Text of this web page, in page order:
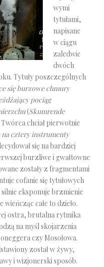
wymi
tytułami,
napisane
w ciągu
zaledwie
dwóch
Tytuły poszczególnych
się burzowe chmury
pociąg
(Skumrende
Twórca chciał pierwotnie
na cztery instrumenty
się na bardziej
burzliwe i gwałtowne
zostały z fragmentami
cofanie się tytułowych
eksponuje brzmienie
całe to dzieło.
ostra, brutalna rytmika
na myśl skojarzenia
czy Mosołowa.
został w żywy,
i wizjonerski sposób.